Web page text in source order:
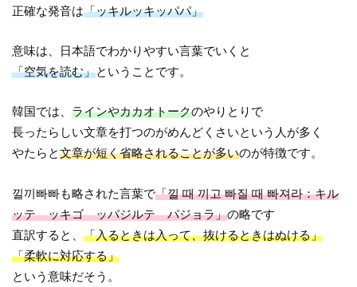
正確な発音は「ッキルッキッパパ」
意味は、日本語でわかりやすい言葉でいくと
「空気を読む」ということです。
韓国では、ラインやカカオトークのやりとりで
長ったらしい文章を打つのがめんどくさいという人が多く
やたらと文章が短く省略されることが多いのが特徴です。
낄끼빠빠も略された言葉で「낄 때 끼고 빠질 때 빠져라：キル
ッテ ッキゴ ッパジルテ パジョラ」の略です
直訳すると、「入るときは入って、抜けるときはぬける」
「柔軟に対応する」
という意味だそう。